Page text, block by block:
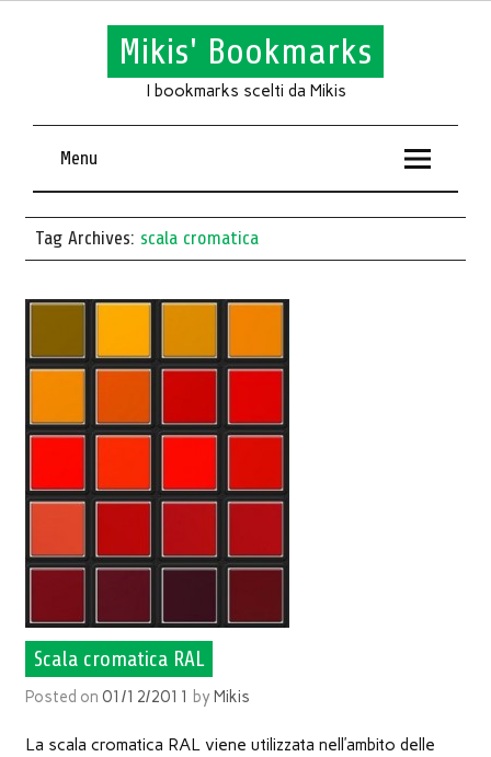
Mikis' Bookmarks
I bookmarks scelti da Mikis
Menu
Tag Archives: scala cromatica
Scala cromatica RAL
Posted on 01/12/2011 byMikis
La scala cromatica RAL viene utilizzata nell’ambito delle